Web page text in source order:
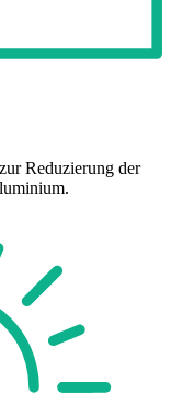
Reduzierung der